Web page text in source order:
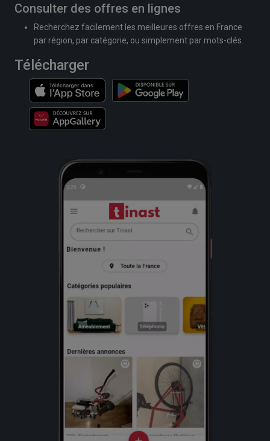
Consulter des offres en lignes
Recherchez facilement les meilleures offres en France
par région, par catégorie, ou simplement par mots-clés.
Télécharger